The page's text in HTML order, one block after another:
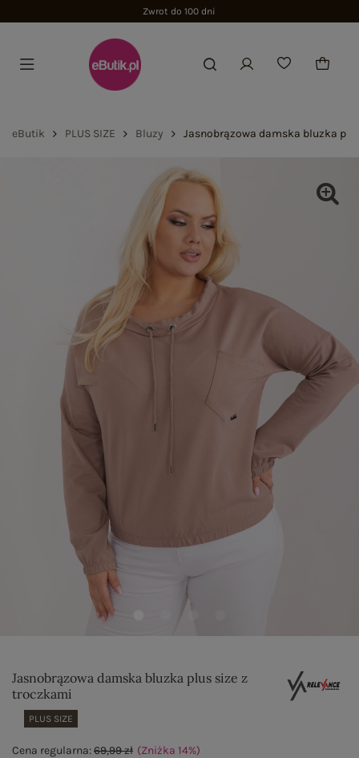
Zwrot do 100 dni
eButik PLUS SIZE Bluzy Jasnobrązowa damska bluzka
Jasnobrązowa damska bluzka plus size z
troczkami
PLUS SIZE
Cena regularna:69,99 zł (Zniżka 14%)